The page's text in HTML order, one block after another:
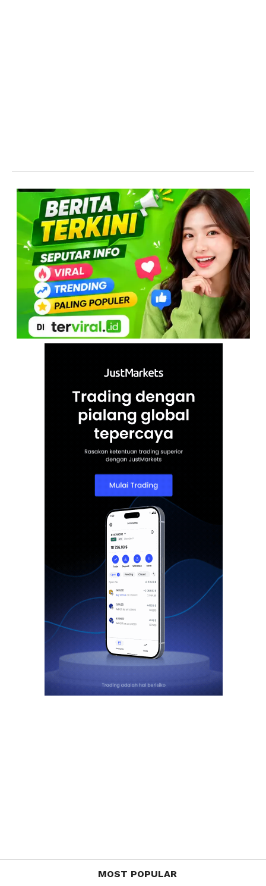
MOST POPULAR